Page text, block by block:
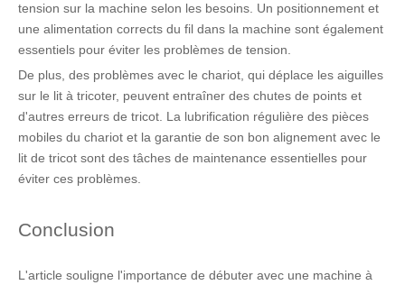
tension sur la machine selon les besoins. Un positionnement et
une alimentation corrects du fil dans la machine sont également
essentiels pour éviter les problèmes de tension.
De plus, des problèmes avec le chariot, qui déplace les aiguilles
sur le lit à tricoter, peuvent entraîner des chutes de points et
d'autres erreurs de tricot. La lubrification régulière des pièces
mobiles du chariot et la garantie de son bon alignement avec le
lit de tricot sont des tâches de maintenance essentielles pour
éviter ces problèmes.
Conclusion
L'article souligne l'importance de débuter avec une machine à